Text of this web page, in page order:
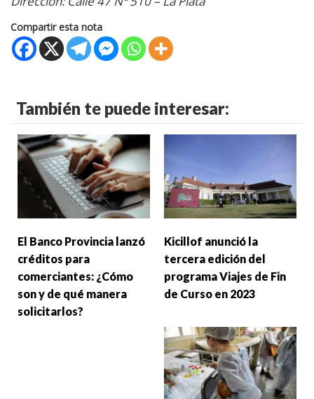
Compartir esta nota
También te puede interesar:
El Banco Provincia lanzó
créditos para
comerciantes: ¿Cómo
son y de qué manera
solicitarlos?
Kicillof anunció la
tercera edición del
programa Viajes de Fin
de Curso en 2023